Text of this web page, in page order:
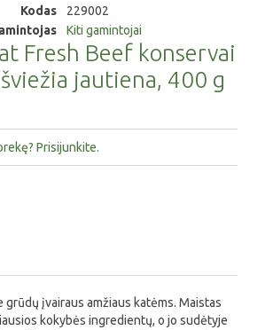
Kodas
229002
Kiti gamintojai
Fresh Beef konservai
jautiena, 400 g
Prisijunkite.
grūdų įvairaus amžiaus katėms. Maistas
kokybės ingredientų, o jo sudėtyje